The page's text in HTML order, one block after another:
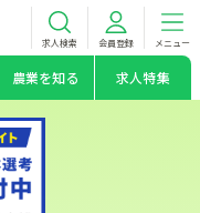
求人検索 会員登録 メニュー
農業を知る 求人特集